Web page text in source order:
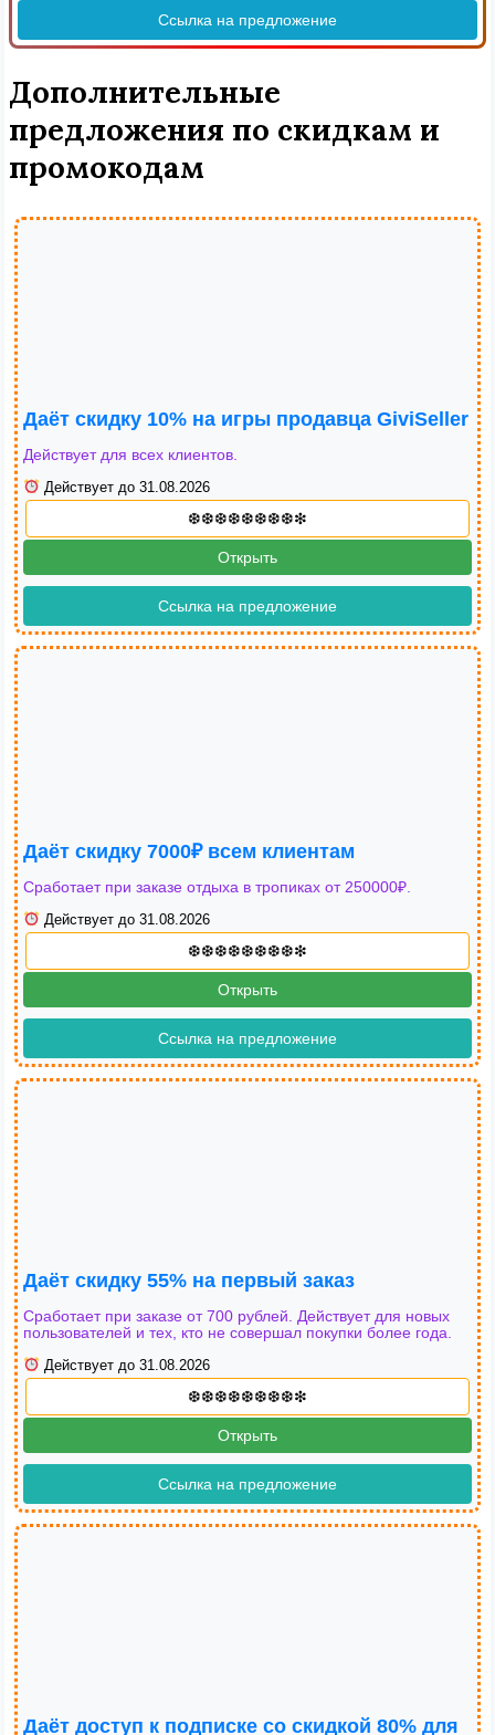
Ссылка на предложение
Дополнительные
предложения по скидкам и
промокодам
Даёт скидку 10% на игры продавца GiviSeller
Действует для всех клиентов.
Действует до 31.08.2026
Открыть
Ссылка на предложение
Даёт скидку 7000₽ всем клиентам
Сработает при заказе отдыха в тропиках от 250000₽.
Действует до 31.08.2026
Открыть
Ссылка на предложение
Даёт скидку 55% на первый заказ
Сработает при заказе от 700 рублей. Действует для новых
пользователей и тех, кто не совершал покупки более года.
Действует до 31.08.2026
Открыть
Ссылка на предложение
Даёт доступ к подписке со скидкой 80% для